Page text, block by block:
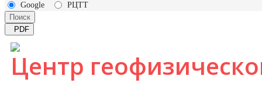
Google
РЦТТ
Поиск
PDF
Центр